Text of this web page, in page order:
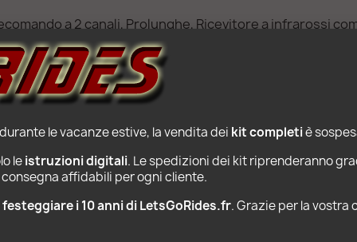
a 2 canali, Prolunghe, Ricevitore a infrarossi
PRODOTTI POPOLARI
le vacanze estive, la vendita dei kit completi è
le istruzioni digitali. Le spedizioni dei kit riprenderanno
affidabili per ogni cliente.
i 10 anni di LetsGoRides.fr. Grazie per la vostra